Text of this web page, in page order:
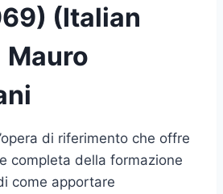
(Italian
Mauro
di riferimento che offre
completa della formazione
come apportare